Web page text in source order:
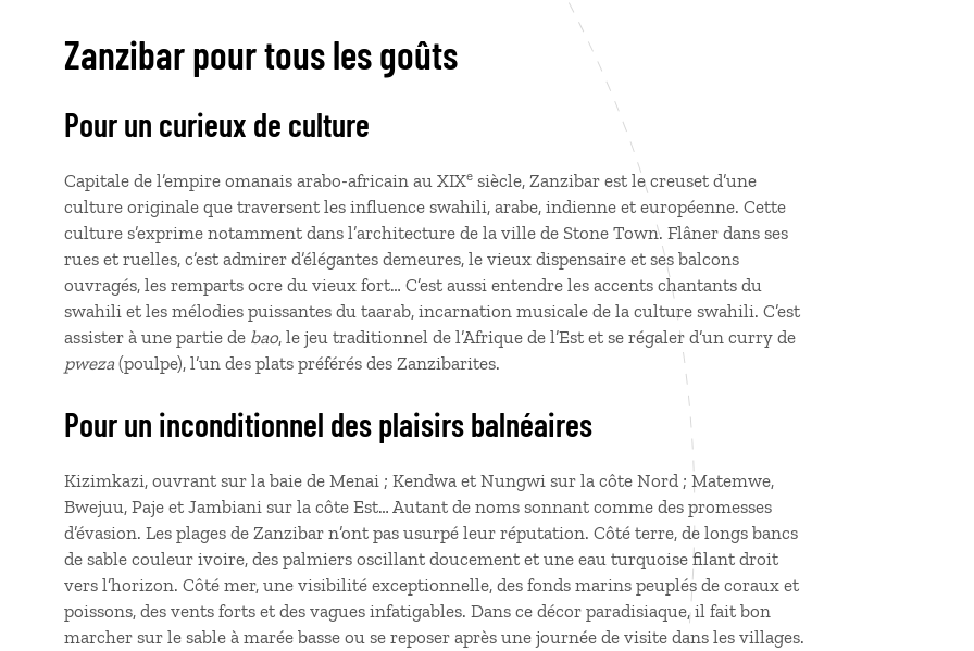
Zanzibar pour tous les goûts
Pour un curieux de culture
Capitale de l’empire omanais arabo-africain au XIXe siècle, Zanzibar est le creuset d’une
culture originale que traversent les influence swahili, arabe, indienne et européenne. Cette
culture s’exprime notamment dans l’architecture de la ville de Stone Town. Flâner dans ses
rues et ruelles, c’est admirer d’élégantes demeures, le vieux dispensaire et ses balcons
ouvragés, les remparts ocre du vieux fort… C’est aussi entendre les accents chantants du
swahili et les mélodies puissantes du taarab, incarnation musicale de la culture swahili. C’est
assister à une partie de bao, le jeu traditionnel de l’Afrique de l’Est et se régaler d’un curry de
pweza (poulpe), l’un des plats préférés des Zanzibarites.
Pour un inconditionnel des plaisirs balnéaires
Kizimkazi, ouvrant sur la baie de Menai ; Kendwa et Nungwi sur la côte Nord ; Matemwe,
Bwejuu, Paje et Jambiani sur la côte Est… Autant de noms sonnant comme des promesses
d’évasion. Les plages de Zanzibar n’ont pas usurpé leur réputation. Côté terre, de longs bancs
de sable couleur ivoire, des palmiers oscillant doucement et une eau turquoise filant droit
vers l’horizon. Côté mer, une visibilité exceptionnelle, des fonds marins peuplés de coraux et
poissons, des vents forts et des vagues infatigables. Dans ce décor paradisiaque, il fait bon
marcher sur le sable à marée basse ou se reposer après une journée de visite dans les villages.